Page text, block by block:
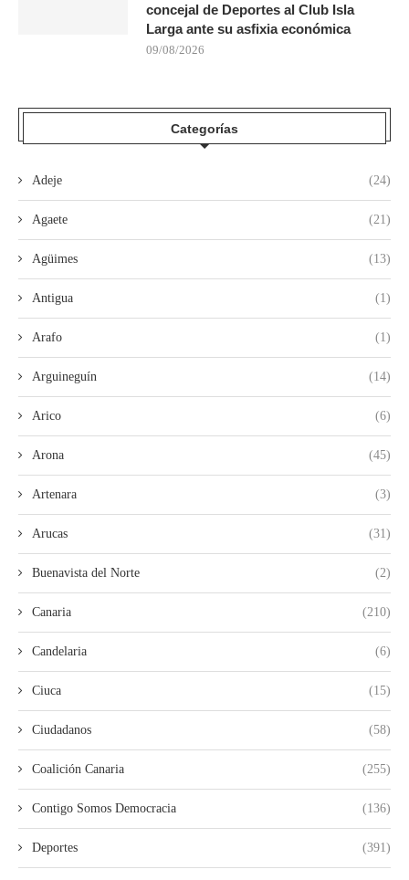
concejal de Deportes al Club Isla
Larga ante su asfixia económica
09/08/2026
Categorías
Adeje (24)
Agaete (21)
Agüimes (13)
Antigua (1)
Arafo (1)
Arguineguín (14)
Arico (6)
Arona (45)
Artenara (3)
Arucas (31)
Buenavista del Norte (2)
Canaria (210)
Candelaria (6)
Ciuca (15)
Ciudadanos (58)
Coalición Canaria (255)
Contigo Somos Democracia (136)
Deportes (391)